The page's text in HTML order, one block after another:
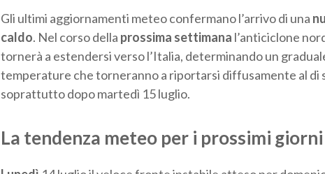
Gli ultimi aggiornamenti meteo confermano l’arrivo di una
caldo. Nel corso della prossima settimana l’anticiclone
tornerà a estendersi verso l’Italia, determinando un
temperature che torneranno a riportarsi diffusamente al di
soprattutto dopo martedì 15 luglio.
La tendenza meteo per i prossimi giorni